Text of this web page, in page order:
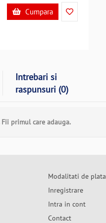
Cumpara
Intrebari si
raspunsuri (0)
primul care adauga.
Modalitati de plata
Inregistrare
Intra in cont
Contact